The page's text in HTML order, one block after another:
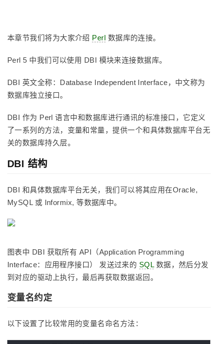
本章节我们将为大家介绍 Perl 数据库的连接。
Perl 5 中我们可以使用 DBI 模块来连接数据库。
DBI 英文全称：Database Independent Interface，中文称为
数据库独立接口。
DBI 作为 Perl 语言中和数据库进行通讯的标准接口，它定义
了一系列的方法，变量和常量，提供一个和具体数据库平台无
关的数据库持久层。
DBI 结构
DBI 和具体数据库平台无关，我们可以将其应用在Oracle,
MySQL 或 Informix, 等数据库中。
图表中 DBI 获取所有 API（Application Programming
Interface：应用程序接口） 发送过来的 SQL数据，然后分发
到对应的驱动上执行，最后再获取数据返回。
变量名约定
以下设置了比较常用的变量名命名方法：